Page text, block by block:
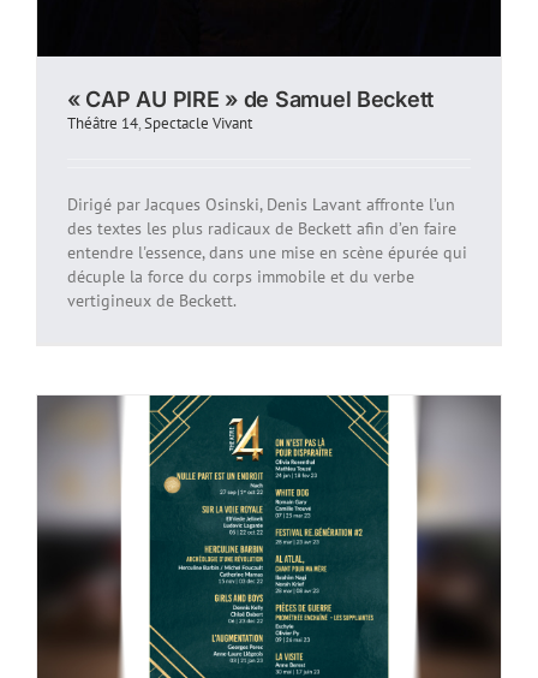
« CAP AU PIRE » de Samuel Beckett
Théâtre 14,Spectacle Vivant
Dirigé par Jacques Osinski, Denis Lavant affronte l’un
des textes les plus radicaux de Beckett afin d’en faire
entendre l'essence, dans une mise en scène épurée qui
décuple la force du corps immobile et du verbe
vertigineux de Beckett.